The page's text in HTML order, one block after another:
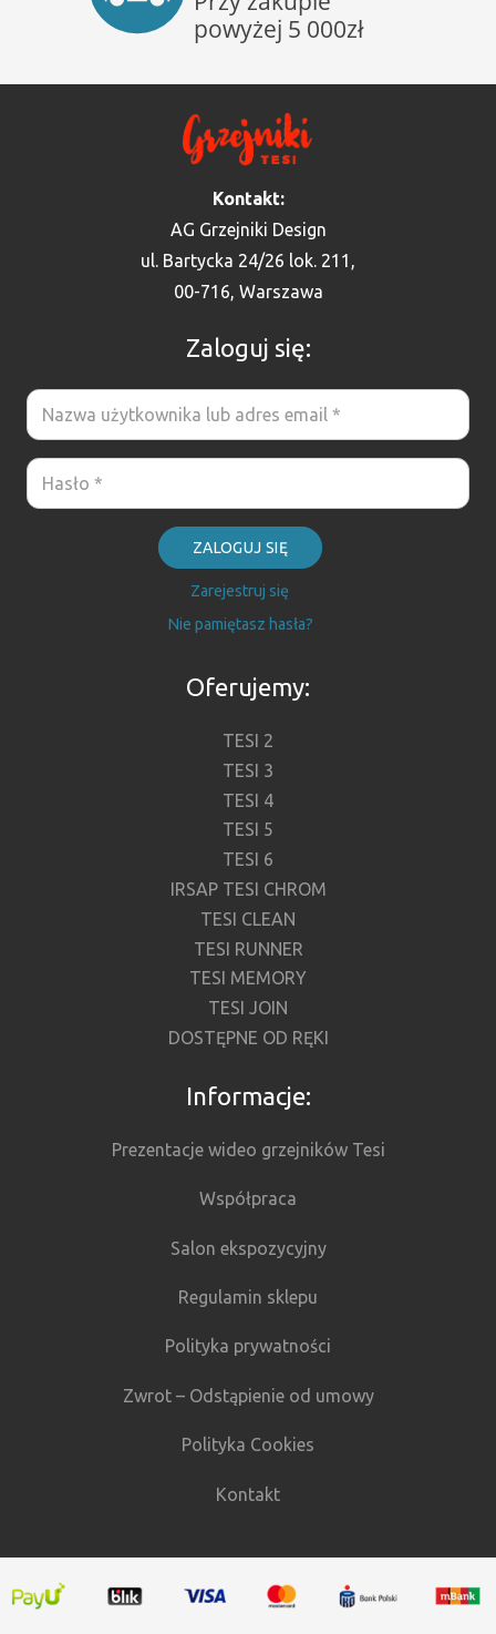
Kontakt:
AG Grzejniki Design
ul. Bartycka 24/26 lok. 211,
00-716, Warszawa
Zaloguj się:
ZALOGUJ SIĘ
Zarejestruj się
Nie pamiętasz hasła?
Oferujemy:
TESI 2
TESI 3
TESI 4
TESI 5
TESI 6
IRSAP TESI CHROM
TESI CLEAN
TESI RUNNER
TESI MEMORY
TESI JOIN
DOSTĘPNE OD RĘKI
Informacje:
Prezentacje wideo grzejników Tesi
Współpraca
Salon ekspozycyjny
Regulamin sklepu
Polityka prywatności
Zwrot – Odstąpienie od umowy
Polityka Cookies
Kontakt